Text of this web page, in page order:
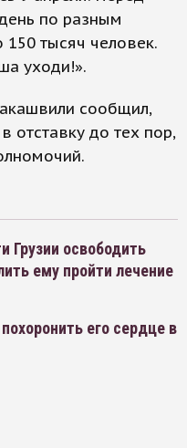
по разным
тысяч человек.
уходи!».
сообщил,
отставку до тех пор,
Грузии освободить
ему пройти лечение
его сердце в